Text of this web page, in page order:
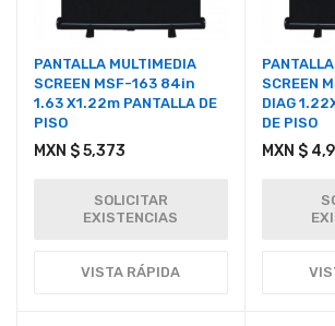
PANTALLA MULTIMEDIA
SCREEN MSF-163 84in
1.63 X1.22m PANTALLA DE
PISO
MXN $ 5,373
SOLICITAR
EXISTENCIAS
VISTA RÁPIDA
SCREEN
DIAG
DE PISO
MXN $